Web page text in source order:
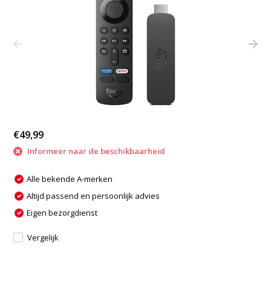
€49,99
Informeer naar de beschikbaarheid
Alle bekende A-merken
Altijd passend en persoonlijk advies
Eigen bezorgdienst
Vergelijk